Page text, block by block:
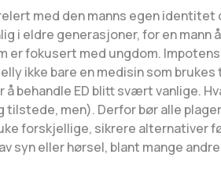
med den manns egen identitet
i eldre generasjoner, for en mann
fokusert med ungdom.
ikke bare en medisin som
behandle ED blitt svært vanlige.
men). Derfor bør alle
forskjellige, sikrere alternativer
syn eller hørsel, blant mange